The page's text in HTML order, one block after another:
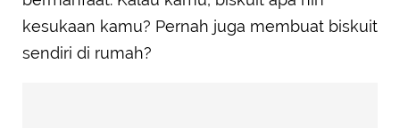
kesukaan kamu? Pernah juga membuat biskuit
sendiri di rumah?